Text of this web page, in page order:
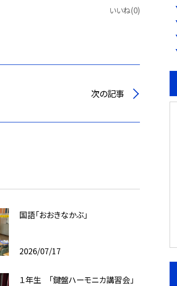
いいね(0)
次の記事
国語「おおきなかぶ」
2026/07/17
１年生 「鍵盤ハーモニカ講習会」